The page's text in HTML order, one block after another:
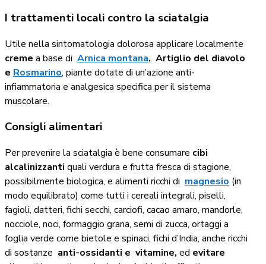
I trattamenti locali contro la sciatalgia
Utile nella sintomatologia dolorosa applicare localmente
creme a base di Arnica montana, Artiglio del diavolo
e Rosmarino, piante dotate di un’azione anti-
infiammatoria e analgesica specifica per il sistema
muscolare.
Consigli alimentari
Per prevenire la sciatalgia è bene consumare cibi
alcalinizzanti quali verdura e frutta fresca di stagione,
possibilmente biologica, e alimenti ricchi di magnesio (in
modo equilibrato) come tutti i cereali integrali, piselli,
fagioli, datteri, fichi secchi, carciofi, cacao amaro, mandorle,
nocciole, noci, formaggio grana, semi di zucca, ortaggi a
foglia verde come bietole e spinaci, fichi d’India, anche ricchi
di sostanze anti-ossidanti e vitamine, ed evitare